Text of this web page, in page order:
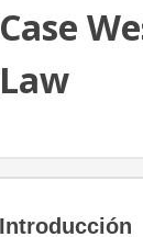
Case
Law
Introducción